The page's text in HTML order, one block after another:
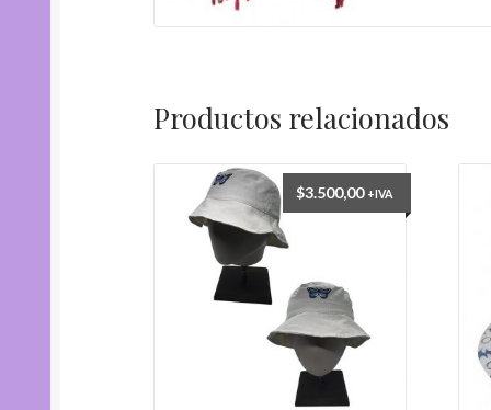
Productos relacionados
$3.500,00 +IVA